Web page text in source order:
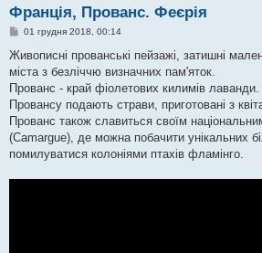
Франція, Прованс. Феєрія
П
в
д
о
л
е
н
я
01 грудня 2018, 00:14
Живописні прованські пейзажі, затишні
міста з безліччю визначних пам'яток.
Прованс - край фіолетових килимів
Провансу подають страви, приготовані з
Прованс також славиться своїм
(Camargue), де можна побачити унікальних
помилуватися колоніями птахів фламінго.